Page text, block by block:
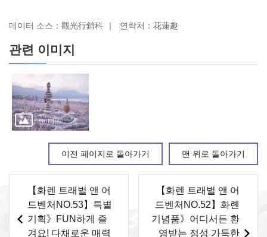
데이터 소스：觀光行銷科 연락처：花蓮趣
관련 이미지
이전 페이지로 돌아가기 맨 위로 돌아가기
【화렌 트래벌 앤 어
드벤처NO.53】특별
기획》FUN하게 즐
겨요! 다채로운 매력
【화렌 트래벌 앤 어
드벤처NO.52】화롄
기념품》어디서든 환
영받는 정성 가득한